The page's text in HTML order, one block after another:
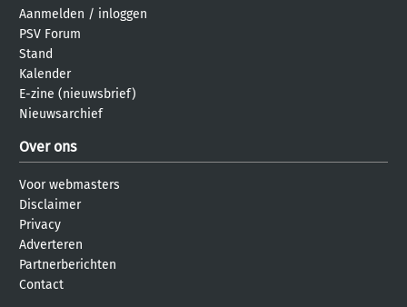
Aanmelden / inloggen
PSV Forum
Stand
Kalender
E-zine (nieuwsbrief)
Nieuwsarchief
Over ons
Voor webmasters
Disclaimer
Privacy
Adverteren
Partnerberichten
Contact